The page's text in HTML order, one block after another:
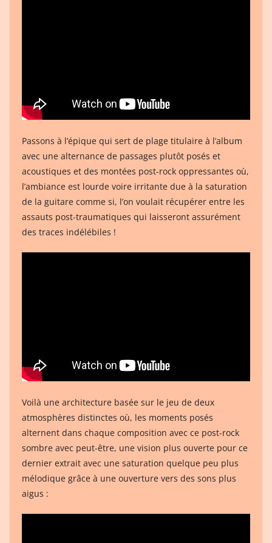
Passons à l’épique qui sert de plage titulaire à l’album
avec une alternance de passages plutôt posés et
acoustiques et des montées post-rock oppressantes où,
l’ambiance est lourde voire irritante due à la saturation
de la guitare comme si, l’on voulait récupérer entre les
assauts post-traumatiques qui laisseront assurément
des traces indélébiles !
Voilà une architecture basée sur le jeu de deux
atmosphères distinctes où, les moments posés
alternent dans chaque composition avec ce post-rock
sombre avec peut-être, une vision plus ouverte pour ce
dernier extrait avec une saturation quelque peu plus
mélodique grâce à une ouverture vers des sons plus
aigus :